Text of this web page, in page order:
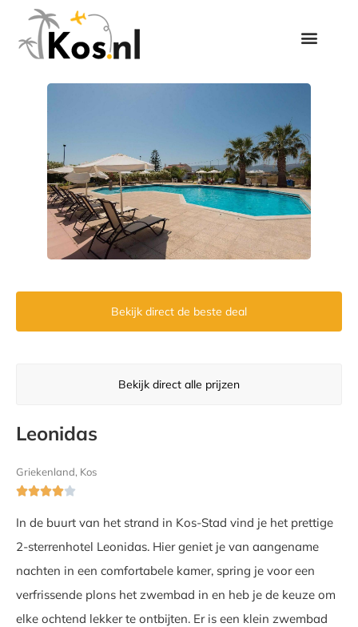
Bekijk direct de beste deal
Bekijk direct alle prijzen
Leonidas
Griekenland, Kos

In de buurt van het strand in Kos-Stad vind je het prettige
2-sterrenhotel Leonidas. Hier geniet je van aangename
nachten in een comfortabele kamer, spring je voor een
verfrissende plons het zwembad in en heb je de keuze om
elke ochtend lekker te ontbijten. Er is een klein zwembad